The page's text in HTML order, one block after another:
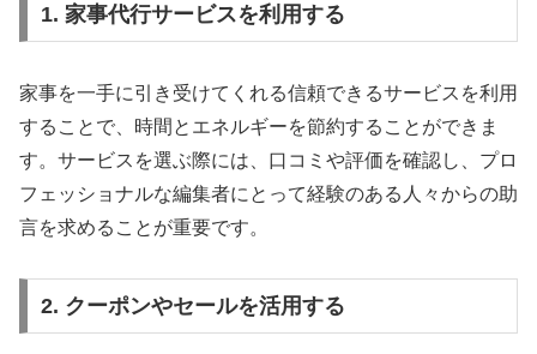
1. 家事代行サービスを利用する
家事を一手に引き受けてくれる信頼できるサービスを利用
することで、時間とエネルギーを節約することができま
す。サービスを選ぶ際には、口コミや評価を確認し、プロ
フェッショナルな編集者にとって経験のある人々からの助
言を求めることが重要です。
2. クーポンやセールを活用する